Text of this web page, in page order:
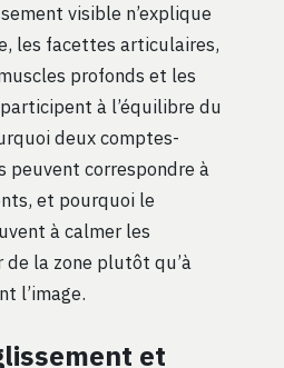
visible n’explique
les facettes articulaires,
profonds et les
à l’équilibre du
deux comptes-
peuvent correspondre à
et pourquoi le
à calmer les
la zone plutôt qu’à
l’image.
et